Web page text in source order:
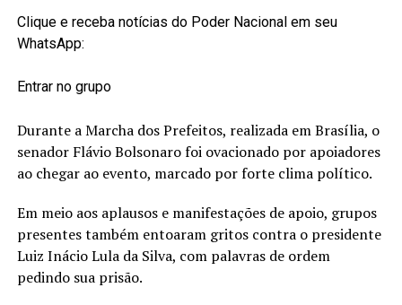
Clique e receba notícias do Poder Nacional em seu
WhatsApp:
Entrar no grupo
Durante a Marcha dos Prefeitos, realizada em Brasília, o
senador Flávio Bolsonaro foi ovacionado por apoiadores
ao chegar ao evento, marcado por forte clima político.
Em meio aos aplausos e manifestações de apoio, grupos
presentes também entoaram gritos contra o presidente
Luiz Inácio Lula da Silva, com palavras de ordem
pedindo sua prisão.